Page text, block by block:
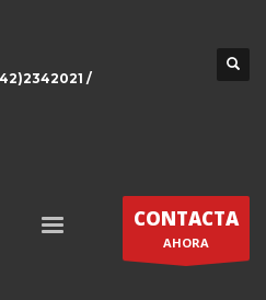
/
CONTACTA
AHORA